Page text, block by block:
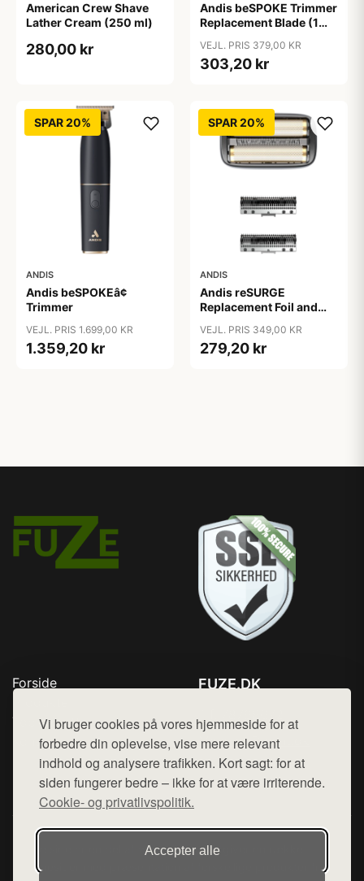
Vi bruger cookies på vores hjemmeside for at
forbedre din oplevelse, vise mere relevant
indhold og analysere trafikken. Kort sagt: for at
siden fungerer bedre – ikke for at være irriterende.
Cookie- og privatlivspolitik.
Accepter alle
American Crew Shave
Lather Cream (250 ml)
280,00 kr
Andis beSPOKE Trimmer
Replacement Blade (1
VEJL. PRIS 379,00 KR
303,20 kr
SPAR 20%
ANDIS
Andis beSPOKEâ¢
Trimmer
VEJL. PRIS 1.699,00 KR
1.359,20 kr
SPAR 20%
ANDIS
Andis reSURGE
Replacement Foil and
VEJL. PRIS 349,00 KR
279,20 kr
Forside
Top Rabatter
Kontakt
FUZE.DK
Mail: hej@want.dk
Cookie- og privatlivspolitik
Denne side er en del af want.dk, der udgiver en række
hjemmesider med præsentation af forskellige produkter fra